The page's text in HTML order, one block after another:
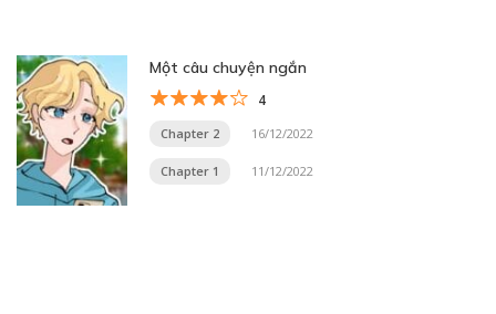
Một câu chuyện ngắn
4
Chapter 2 16/12/2022
Chapter 1 11/12/2022